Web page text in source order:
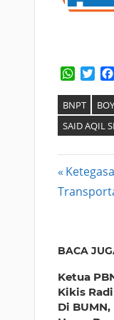
BNPT
SAID AQIL
Post
Previous
Post:
BACA
Ketua
Kikis
Di